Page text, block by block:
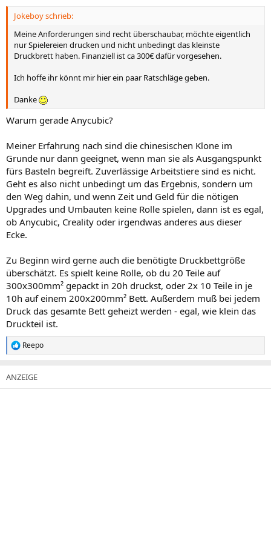
n
Jokeboy schrieb:
Meine Anforderungen sind recht überschaubar, möchte eigentlich
nur Spielereien drucken und nicht unbedingt das kleinste
Druckbrett haben. Finanziell ist ca 300€ dafür vorgesehen.
Ich hoffe ihr könnt mir hier ein paar Ratschläge geben.
Danke
Warum gerade Anycubic?
Meiner Erfahrung nach sind die chinesischen Klone im
Grunde nur dann geeignet, wenn man sie als Ausgangspunkt
fürs Basteln begreift. Zuverlässige Arbeitstiere sind es nicht.
Geht es also nicht unbedingt um das Ergebnis, sondern um
den Weg dahin, und wenn Zeit und Geld für die nötigen
Upgrades und Umbauten keine Rolle spielen, dann ist es egal,
ob Anycubic, Creality oder irgendwas anderes aus dieser
Ecke.
Zu Beginn wird gerne auch die benötigte Druckbettgröße
überschätzt. Es spielt keine Rolle, ob du 20 Teile auf
300x300mm² gepackt in 20h druckst, oder 2x 10 Teile in je
10h auf einem 200x200mm² Bett. Außerdem muß bei jedem
Druck das gesamte Bett geheizt werden - egal, wie klein das
Druckteil ist.
R
e
a
k
t
Reepo